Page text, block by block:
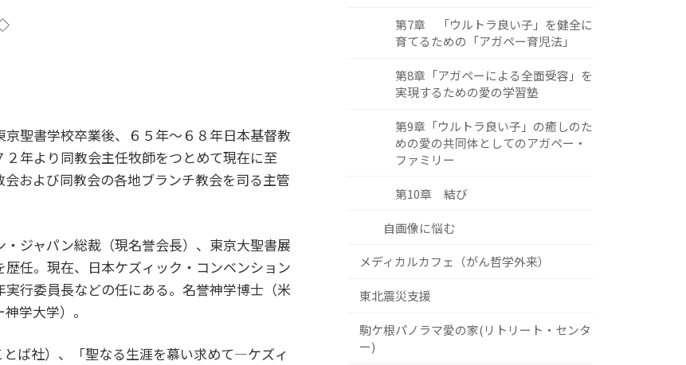
聖書学校卒業後、６５年～６８年日本基督教
年より同教会主任牧師をつとめて現在に至
および同教会の各地ブランチ教会を司る主管
ジャパン総裁（現名誉会長）、東京大聖書展
任。現在、日本ケズィック・コンベンション
行委員長などの任にある。名誉神学博士（米
学大学）。
ば社）、「聖なる生涯を慕い求めて―ケズィ
第7章 「ウルトラ良い子」を健全に
育てるための「アガペー育児法」
第8章「アガペーによる全面受容」を
実現するための愛の学習塾
第9章「ウルトラ良い子」の癒しのた
めの愛の共同体としてのアガペー・
ファミリー
第10章 結び
自画像に悩む
メディカルカフェ（がん哲学外来）
東北震災支援
駒ケ根パノラマ愛の家(リトリート・センタ
ー)